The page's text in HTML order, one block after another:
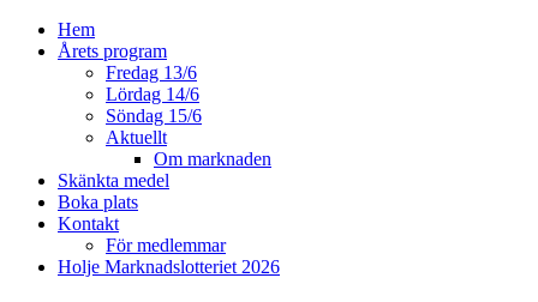
Hem
Årets program
Fredag 13/6
Lördag 14/6
Söndag 15/6
Aktuellt
Om marknaden
Skänkta medel
Boka plats
Kontakt
För medlemmar
Holje Marknadslotteriet 2026